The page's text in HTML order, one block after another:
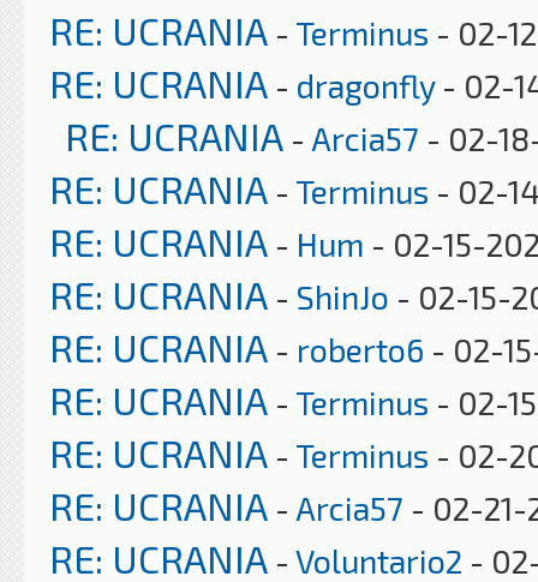
RE: UCRANIA - Terminus - 02-
RE: UCRANIA - dragonfly- 02-
RE: UCRANIA - Arcia57 - 02-
RE: UCRANIA - Terminus - 02-
RE: UCRANIA - Hum - 02-15-
RE: UCRANIA - ShinJo - 02-15-
RE: UCRANIA - roberto6 - 02-
RE: UCRANIA - Terminus - 02-
RE: UCRANIA - Terminus - 02-
RE: UCRANIA - Arcia57 - 02-21-
RE: UCRANIA - Voluntario2 -